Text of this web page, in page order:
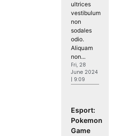
ultrices
vestibulum
non
sodales
odio.
Aliquam
non...
Fri, 28
June 2024
| 9:09
Esport:
Pokemon
Game